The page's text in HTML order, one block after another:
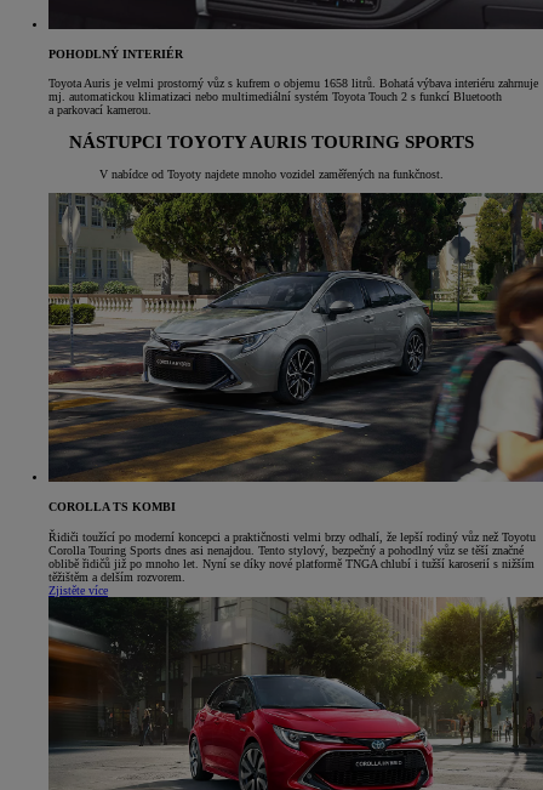
POHODLNÝ INTERIÉR
Toyota Auris je velmi prostorný vůz s kufrem o objemu 1658 litrů. Bohatá výbava interiéru zahrnuje
mj. automatickou klimatizaci nebo multimediální systém Toyota Touch 2 s funkcí Bluetooth
a parkovací kamerou.
NÁSTUPCI TOYOTY AURIS TOURING SPORTS
V nabídce od Toyoty najdete mnoho vozidel zaměřených na funkčnost.
COROLLA TS KOMBI
Řidiči toužící po moderní koncepci a praktičnosti velmi brzy odhalí, že lepší rodiný vůz než Toyotu
Corolla Touring Sports dnes asi nenajdou. Tento stylový, bezpečný a pohodlný vůz se těší značné
oblibě řidičů již po mnoho let. Nyní se díky nové platformě TNGA chlubí i tužší karoserií s nižším
těžištěm a delším rozvorem.
Zjistěte více